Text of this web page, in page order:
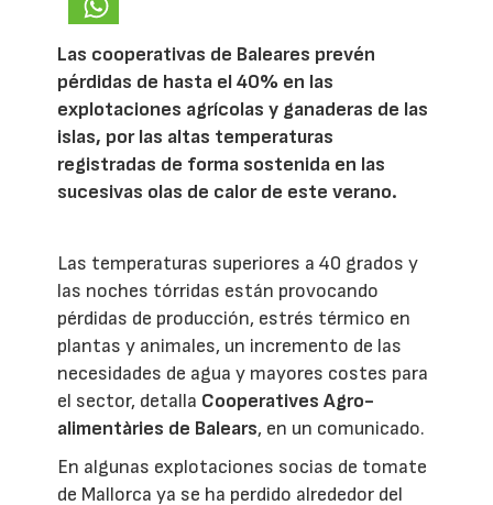
Las cooperativas de Baleares prevén
pérdidas de hasta el 40% en las
explotaciones agrícolas y ganaderas de las
islas, por las altas temperaturas
registradas de forma sostenida en las
sucesivas olas de calor de este verano.
Las temperaturas superiores a 40 grados y
las noches tórridas están provocando
pérdidas de producción, estrés térmico en
plantas y animales, un incremento de las
necesidades de agua y mayores costes para
el sector, detalla Cooperatives Agro-
alimentàries de Balears, en un comunicado.
En algunas explotaciones socias de tomate
de Mallorca ya se ha perdido alrededor del